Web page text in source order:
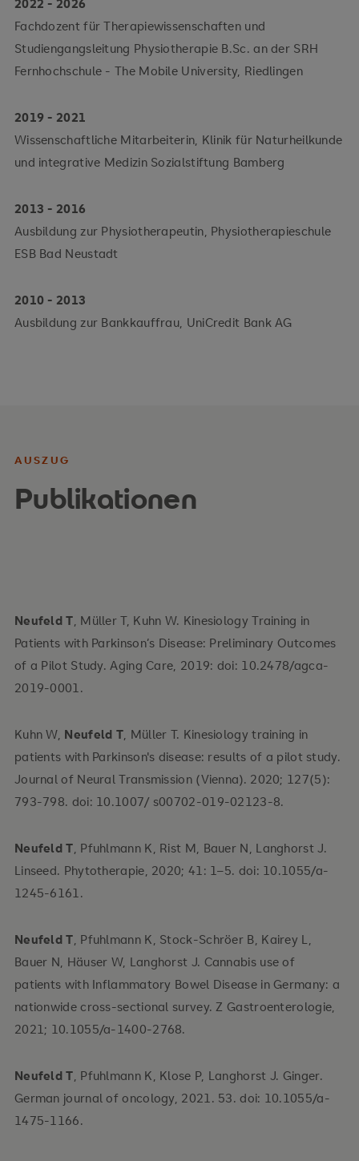
Fachdozent für Therapiewissenschaften und
Studiengangsleitung Physiotherapie B.Sc. an der SRH
Fernhochschule - The Mobile University, Riedlingen
2019 - 2021
Wissenschaftliche Mitarbeiterin, Klinik für Naturheilkunde
und integrative Medizin Sozialstiftung Bamberg
2013 - 2016
Ausbildung zur Physiotherapeutin, Physiotherapieschule
ESB Bad Neustadt
2010 - 2013
Ausbildung zur Bankkauffrau, UniCredit Bank AG
AUSZUG
Publikationen
Neufeld T , Müller T, Kuhn W. Kinesiology Training in
Patients with Parkinson’s Disease: Preliminary Outcomes
of a Pilot Study. Aging Care, 2019: doi: 10.2478/agca-
2019-0001.
Kuhn W, Neufeld T , Müller T. Kinesiology training in
patients with Parkinson's disease: results of a pilot study.
Journal of Neural Transmission (Vienna). 2020; 127(5):
793-798. doi: 10.1007/ s00702-019-02123-8.
Neufeld T , Pfuhlmann K, Rist M, Bauer N, Langhorst J.
Linseed. Phytotherapie, 2020; 41: 1–5. doi: 10.1055/a-
1245-6161.
Neufeld T , Pfuhlmann K, Stock-Schröer B, Kairey L,
Bauer N, Häuser W, Langhorst J. Cannabis use of
patients with Inflammatory Bowel Disease in Germany: a
nationwide cross-sectional survey. Z Gastroenterologie,
2021; 10.1055/a-1400-2768.
Neufeld T , Pfuhlmann K, Klose P, Langhorst J. Ginger.
German journal of oncology, 2021. 53. doi: 10.1055/a-
1475-1166.